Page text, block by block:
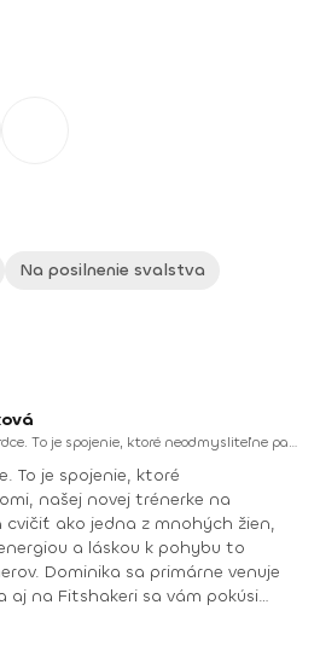
Na posilnenie svalstva
Motivácia, pohyb a srdce. To je spojenie, ktoré neodmysliteľne patrí k Domi, našej novej trénerke na Fitshakeri.
našej novej trénerke na
cvičiť ako jedna z mnohých žien,
a láskou k pohybu to
venuje
aj na Fitshakeri sa vám pokúsi
radosť z pohybu a
sú zamerané na kardio,